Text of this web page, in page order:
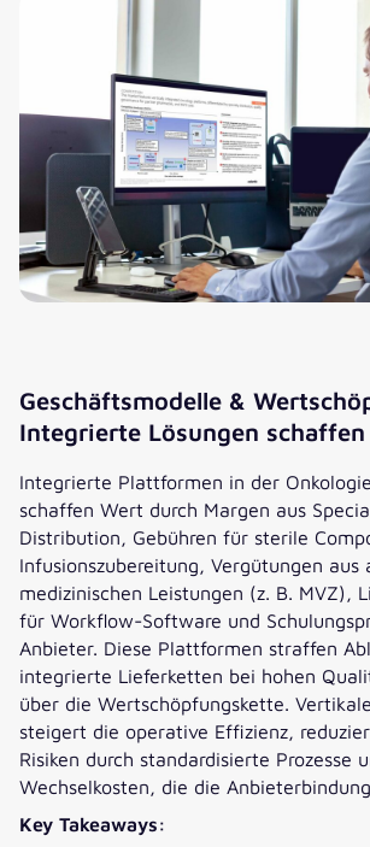
Geschäftsmodelle &
Integrierte Lösungen
Integrierte Plattformen in der
schaffen Wert durch Margen aus
Distribution, Gebühren für sterile
Infusionszubereitung, Vergütungen aus
medizinischen Leistungen (z. B. MVZ),
für Workflow-Software und
Anbieter. Diese Plattformen straffen
integrierte Lieferketten bei hohen
über die Wertschöpfungskette.
steigert die operative Effizienz,
Risiken durch standardisierte Prozesse
Wechselkosten, die die
Key Takeaways: